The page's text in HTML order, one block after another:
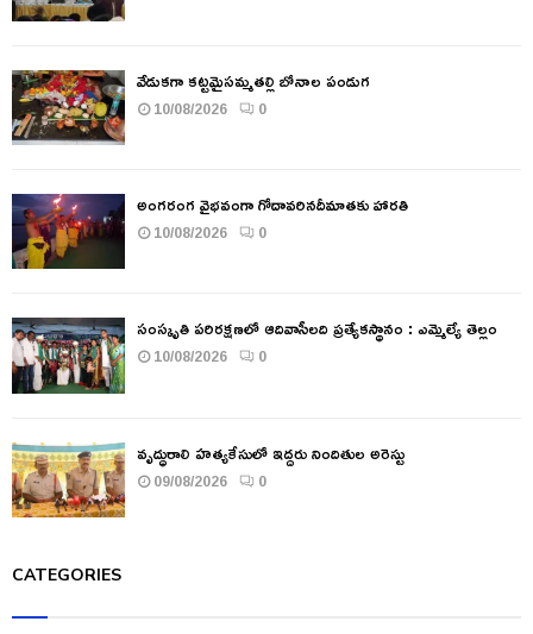
వేడుకగా కట్టమైసమ్మతల్లి బోనాల పండుగ
10/08/2026 0
అంగరంగ వైభవంగా గోదావరినదీమాతకు హారతి
10/08/2026 0
సంస్కృతి పరిరక్షణలో ఆదివాసీలది ప్రత్యేకస్థానం : ఎమ్మెల్యే తెల్లం
10/08/2026 0
వృద్ధురాలి హత్యకేసులో ఇద్దరు నిందితుల అరెస్టు
09/08/2026 0
CATEGORIES